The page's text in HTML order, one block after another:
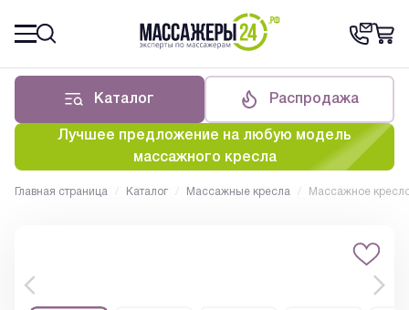
Каталог Распродажа
Лучшее предложение на любую модель
массажного кресла
Главная страница / Каталог / Массажные кресла / Массажное